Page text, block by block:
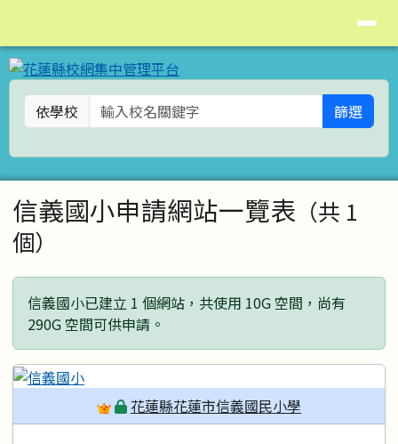
依學校 篩選
主內容區域
信義國小申請網站一覽表 （共 1
個）
信義國小已建立 1 個網站，共使用 10G 空間，尚有
290G 空間可供申請。
花蓮縣花蓮市信義國民小學
頁尾區域